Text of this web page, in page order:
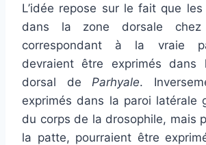
L’idée repose sur le fait que
dans la zone dorsale chez
correspondant à la vraie
devraient être exprimés
dorsal de Parhyale.
exprimés dans la paroi latérale
du corps de la drosophile, mais
la patte, pourraient être